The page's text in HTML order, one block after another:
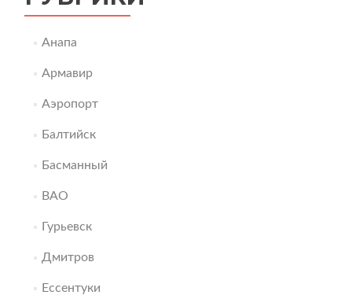
Анапа
Армавир
Аэропорт
Балтийск
Басманный
ВАО
Гурьевск
Дмитров
Ессентуки